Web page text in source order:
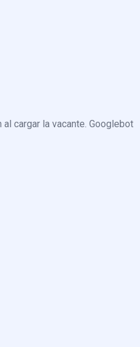
cargar la vacante. Googlebot